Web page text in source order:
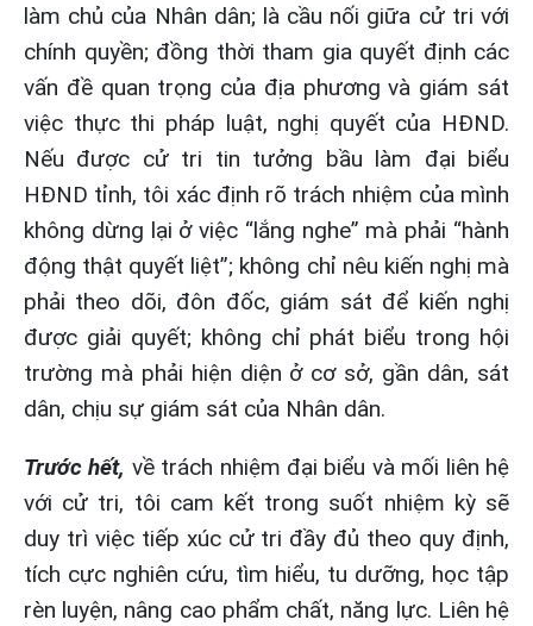
làm chủ của Nhân dân; là cầu nối giữa cử tri với
chính quyền; đồng thời tham gia quyết định các
vấn đề quan trọng của địa phương và giám sát
việc thực thi pháp luật, nghị quyết của HĐND.
Nếu được cử tri tin tưởng bầu làm đại biểu
HĐND tỉnh, tôi xác định rõ trách nhiệm của mình
không dừng lại ở việc “lắng nghe” mà phải “hành
động thật quyết liệt”; không chỉ nêu kiến nghị mà
phải theo dõi, đôn đốc, giám sát để kiến nghị
được giải quyết; không chỉ phát biểu trong hội
trường mà phải hiện diện ở cơ sở, gần dân, sát
dân, chịu sự giám sát của Nhân dân.
Trước hết, về trách nhiệm đại biểu và mối liên hệ
với cử tri, tôi cam kết trong suốt nhiệm kỳ sẽ
duy trì việc tiếp xúc cử tri đầy đủ theo quy định,
tích cực nghiên cứu, tìm hiểu, tu dưỡng, học tập
rèn luyện, nâng cao phẩm chất, năng lực. Liên hệ